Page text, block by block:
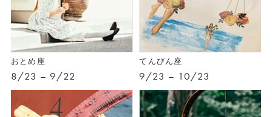
おとめ座
8/23 – 9/22
てんびん座
9/23 – 10/23